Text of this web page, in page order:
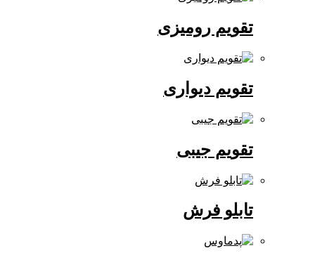
تقویم رومیزی
تقویم دیواری
تقویم جیبی
تابلو فرش